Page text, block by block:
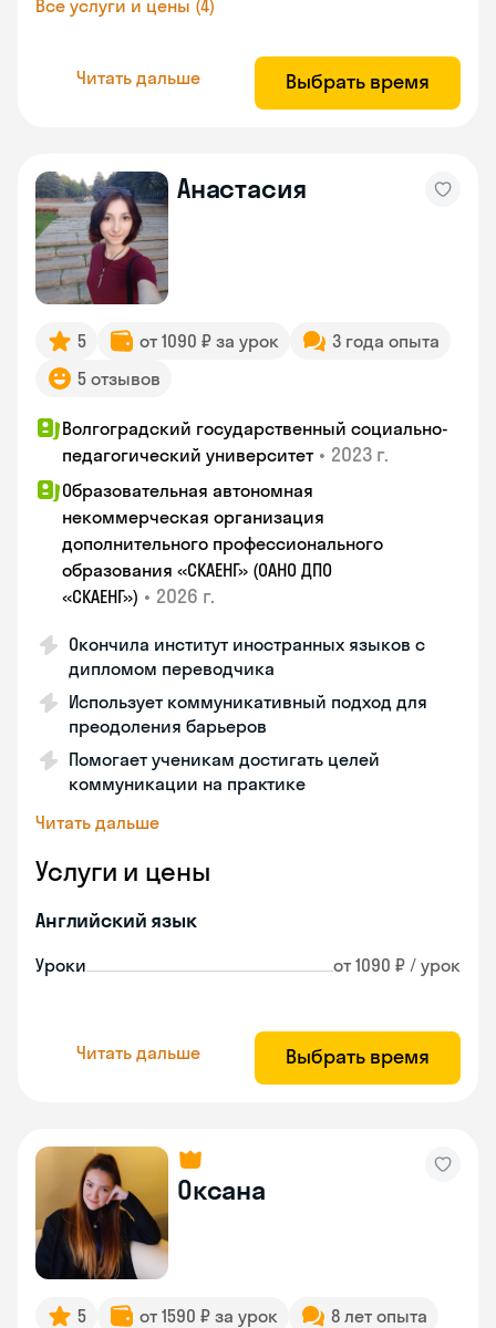
Все услуги и цены (4)
Читать дальше Выбрать время
Анастасия
5 от 1090 ₽ за урок
3 года опыта
5 отзывов
Волгоградский государственный социально-
педагогический университет • 2023 г.
Образовательная автономная
некоммерческая организация
дополнительного профессионального
образования «СКАЕНГ» (ОАНО ДПО
«СКАЕНГ») • 2026 г.
Окончила институт иностранных языков с
дипломом переводчика
Использует коммуникативный подход для
преодоления барьеров
Помогает ученикам достигать целей
коммуникации на практике
Читать дальше
Услуги и цены
Английский язык
Уроки от 1090 ₽ / урок
Читать дальше Выбрать время
Оксана
5 от 1590 ₽ за урок 8 лет опыта